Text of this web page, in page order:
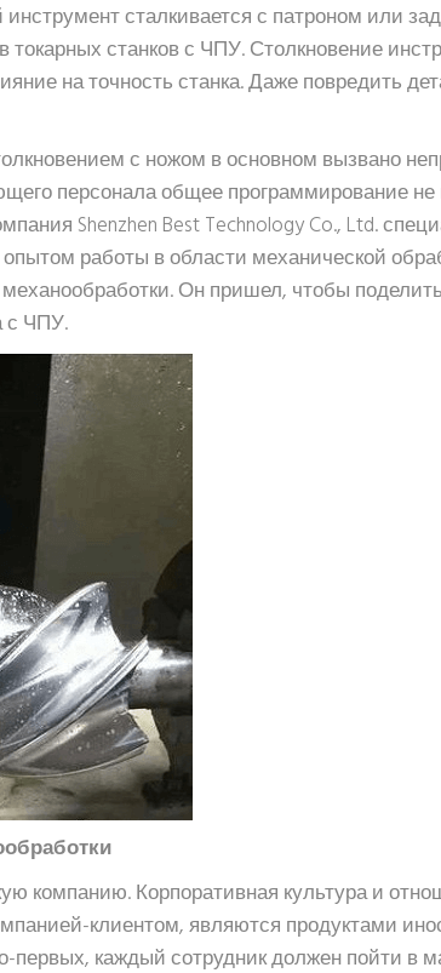
сталкивается с патроном или
станков с ЧПУ. Столкновение
на точность станка. Даже повредить
с ножом в основном вызвано
персонала общее программирование
Shenzhen Best Technology Co., Ltd.
работы в области механической
Он пришел, чтобы
с ЧПУ.
Корпоративная культура и
клиентом, являются продуктами
каждый сотрудник должен пойти в